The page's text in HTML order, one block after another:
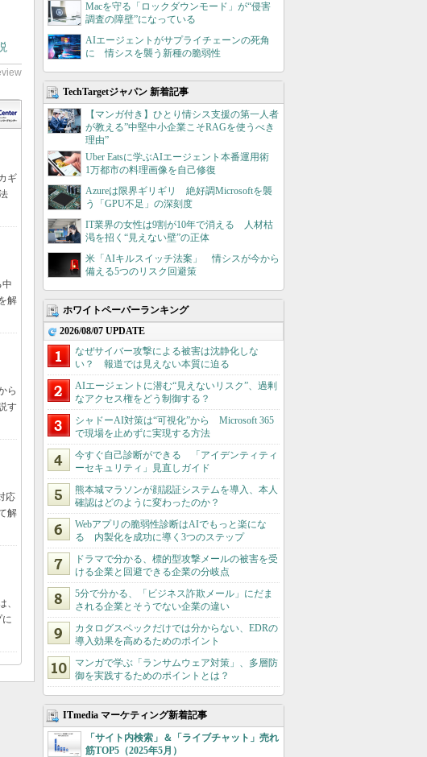
ギ
解
ら
す
応
解
、
Macを守る「ロックダウンモード」が“侵害
調査の障壁”になっている
AIエージェントがサプライチェーンの死角
に 情シスを襲う新種の脆弱性
TechTargetジャパン 新着記事
【マンガ付き】ひとり情シス支援の第一人者
が教える”中堅中小企業こそRAGを使うべき
理由”
Uber Eatsに学ぶAIエージェント本番運用術
1万都市の料理画像を自己修復
Azureは限界ギリギリ 絶好調Microsoftを襲
う「GPU不足」の深刻度
IT業界の女性は9割が10年で消える 人材枯
渇を招く“見えない壁”の正体
米「AIキルスイッチ法案」 情シスが今から
備える5つのリスク回避策
ホワイトペーパーランキング
2026/08/07 UPDATE
なぜサイバー攻撃による被害は沈静化しな
い？ 報道では見えない本質に迫る
AIエージェントに潜む“見えないリスク”、過剰
なアクセス権をどう制御する？
シャドーAI対策は“可視化”から Microsoft 365
で現場を止めずに実現する方法
今すぐ自己診断ができる 「アイデンティティ
ーセキュリティ」見直しガイド
熊本城マラソンが顔認証システムを導入、本人
確認はどのように変わったのか？
Webアプリの脆弱性診断はAIでもっと楽にな
る 内製化を成功に導く3つのステップ
ドラマで分かる、標的型攻撃メールの被害を受
ける企業と回避できる企業の分岐点
5分で分かる、「ビジネス詐欺メール」にだま
される企業とそうでない企業の違い
カタログスペックだけでは分からない、EDRの
導入効果を高めるためのポイント
マンガで学ぶ「ランサムウェア対策」、多層防
御を実践するためのポイントとは？
ITmedia マーケティング新着記事
「サイト内検索」＆「ライブチャット」売れ
筋TOP5（2025年5月）